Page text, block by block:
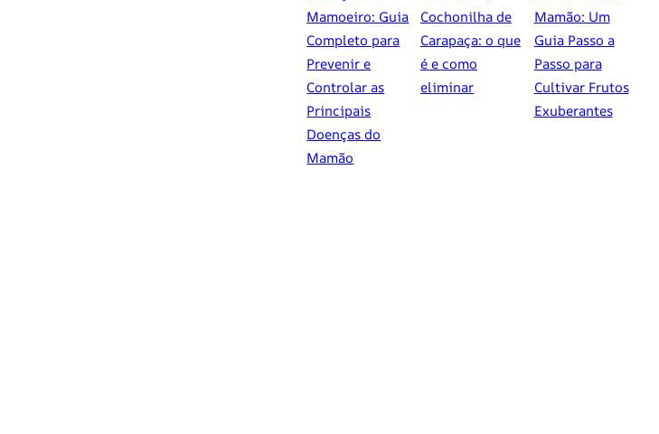
Mamoeiro: Guia
Completo para
Prevenir e
Controlar as
Principais
Doenças do
Mamão
Cochonilha de
Carapaça: o que
é e como
eliminar
Mamão: Um
Guia Passo a
Passo para
Cultivar Frutos
Exuberantes